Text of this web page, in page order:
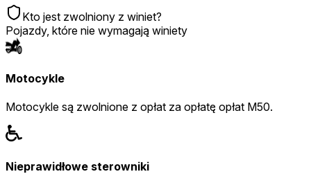
Kto jest zwolniony z winiet?
Pojazdy, które nie wymagają winiety
Motocykle
Motocykle są zwolnione z opłat za opłatę opłat M50.
Nieprawidłowe sterowniki